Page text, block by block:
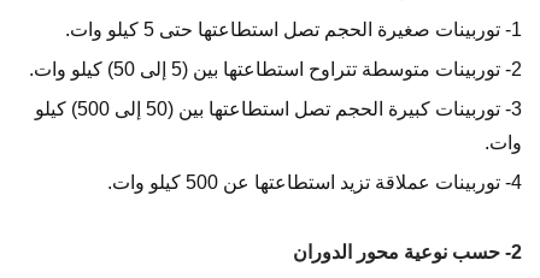
1- توربينات صغيرة الحجم تصل استطاعتها حتى 5 كيلو وات.
2- توربينات متوسطة تتراوح استطاعتها بين (5 إلى 50) كيلو وات.
3- توربينات كبيرة الحجم تصل استطاعتها بين (50 إلى 500) كيلو
وات.
4- توربينات عملاقة تزيد استطاعتها عن 500 كيلو وات.
2- حسب نوعية محور الدوران